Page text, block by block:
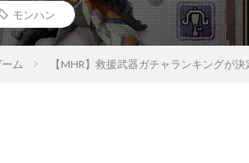
モンハン
ム 【MHR】救援武器ガチャランキングが